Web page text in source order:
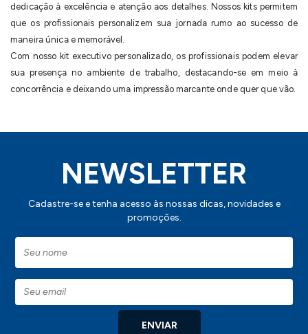
dedicação à excelência e atenção aos detalhes. Nossos kits permitem
que os profissionais personalizem sua jornada rumo ao sucesso de
maneira única e memorável.
Com nosso kit executivo personalizado, os profissionais podem elevar
sua presença no ambiente de trabalho, destacando-se em meio à
concorrência e deixando uma impressão marcante onde quer que vão.
NEWSLETTER
Cadastre-se e tenha acesso às nossas dicas, novidades e
promoções.
ENVIAR